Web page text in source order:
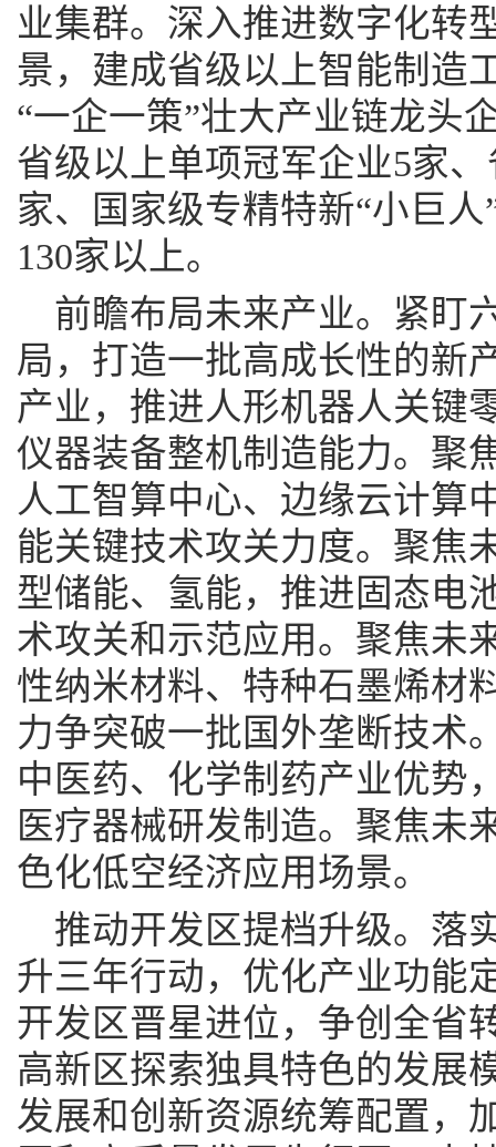
业集群。深入推进数字化转
景，建成省级以上智能制造
“一企一策”壮大产业链龙头
省级以上单项冠军企业5家
家、国家级专精特新“小巨
130家以上。
前瞻布局未来产业。紧盯
局，打造一批高成长性的新
产业，推进人形机器人关键
仪器装备整机制造能力。聚
人工智算中心、边缘云计算
能关键技术攻关力度。聚焦
型储能、氢能，推进固态电
术攻关和示范应用。聚焦未
性纳米材料、特种石墨烯材
力争突破一批国外垄断技术
中医药、化学制药产业优势
医疗器械研发制造。聚焦未
色化低空经济应用场景。
推动开发区提档升级。落
升三年行动，优化产业功能
开发区晋星进位，争创全省
高新区探索独具特色的发展
发展和创新资源统筹配置，